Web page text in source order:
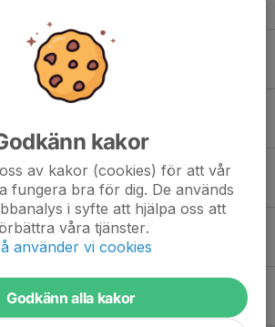
vecka 41, 42 och 44
- lördag 27 september
Bandyskolan 15 mars
0
lördag 8 mars
0
1
kakor
av kakor (cookies) för att vår
fungera bra för dig. De används
i syfte att hjälpa oss att
våra tjänster.
använder vi cookies
Godkänn alla kakor